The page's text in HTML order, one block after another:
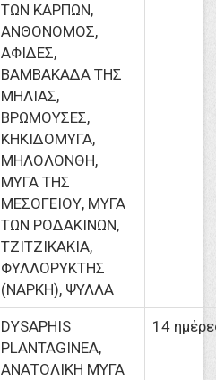
ΤΩΝ ΚΑΡΠΩΝ,
ΑΝΘΟΝΟΜΟΣ,
ΑΦΙΔΕΣ,
ΒΑΜΒΑΚΑΔΑ ΤΗΣ
ΜΗΛΙΑΣ,
ΒΡΩΜΟΥΣΕΣ,
ΚΗΚΙΔΟΜΥΓΑ,
ΜΗΛΟΛΟΝΘΗ,
ΜΥΓΑ ΤΗΣ
ΜΕΣΟΓΕΙΟΥ, ΜΥΓΑ
ΤΩΝ ΡΟΔΑΚΙΝΩΝ,
ΤΖΙΤΖΙΚΑΚΙΑ,
ΦΥΛΛΟΡΥΚΤΗΣ
(ΝΑΡΚΗ), ΨΥΛΛΑ
DYSAPHIS
PLANTAGINEA,
ΑΝΑΤΟΛΙΚΗ ΜΥΓΑ
14